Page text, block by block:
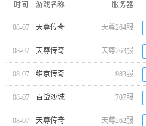
时间 游戏名称 服务器
08-07 天尊传奇 天尊264服
08-07 天尊传奇 天尊263服
08-07 维京传奇 983服
08-07 百战沙城 707服
08-07 天尊传奇 天尊262服